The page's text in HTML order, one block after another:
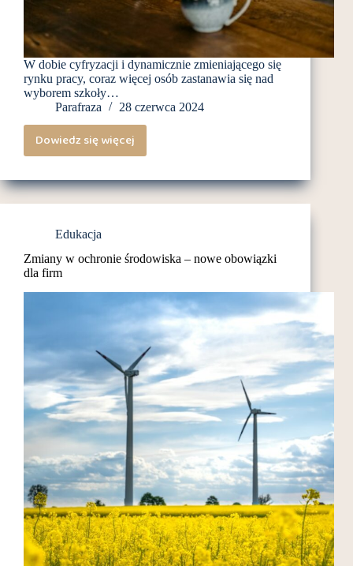
W dobie cyfryzacji i dynamicznie zmieniającego się
rynku pracy, coraz więcej osób zastanawia się nad
wyborem szkoły…
Parafraza
28 czerwca 2024
Dowiedz się więcej
Szkoła
online:
Czy
skuteczny
sposób
Edukacja
Zmiany w ochronie środowiska – nowe obowiązki
dla firm